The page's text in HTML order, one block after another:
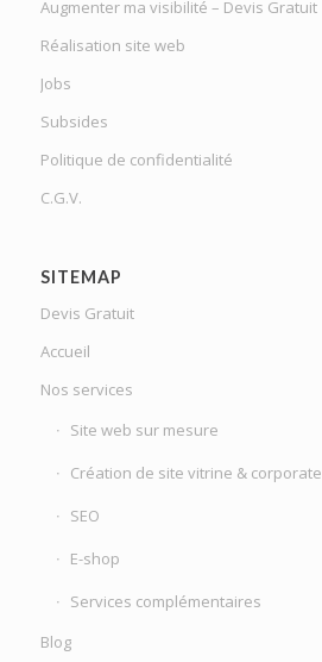
Augmenter ma visibilité – Devis Gratuit
Réalisation site web
Jobs
Subsides
Politique de confidentialité
C.G.V.
SITEMAP
Devis Gratuit
Accueil
Nos services
Site web sur mesure
Création de site vitrine & corporate
SEO
E-shop
Services complémentaires
Blog